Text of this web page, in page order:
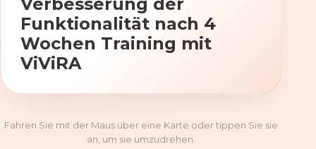
Funktionalität nach 4
Wochen Training mit
ViViRA
Fahren Sie mit der Maus über eine Karte oder tippen Sie sie
an, um sie umzudrehen.